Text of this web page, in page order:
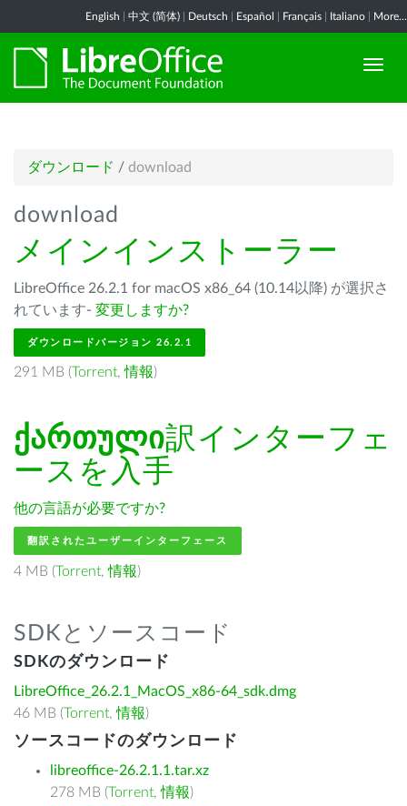
English 中文 (简体) Deutsch Español Français Italiano More...
ダウンロード / download
download
メインインストーラー
LibreOffice 26.2.1 for macOS x86_64 (10.14以降) が選択さ
れています- 変更しますか?
ダウンロードバージョン 26.2.1
291 MB (Torrent,情報)
ქართული訳インターフェ
ースを入手
他の言語が必要ですか?
翻訳されたユーザーインターフェース
4 MB (Torrent,情報)
SDKとソースコード
SDKのダウンロード
LibreOffice_26.2.1_MacOS_x86-64_sdk.dmg
46 MB (Torrent,情報)
ソースコードのダウンロード
libreoffice-26.2.1.1.tar.xz
278 MB (Torrent,情報)